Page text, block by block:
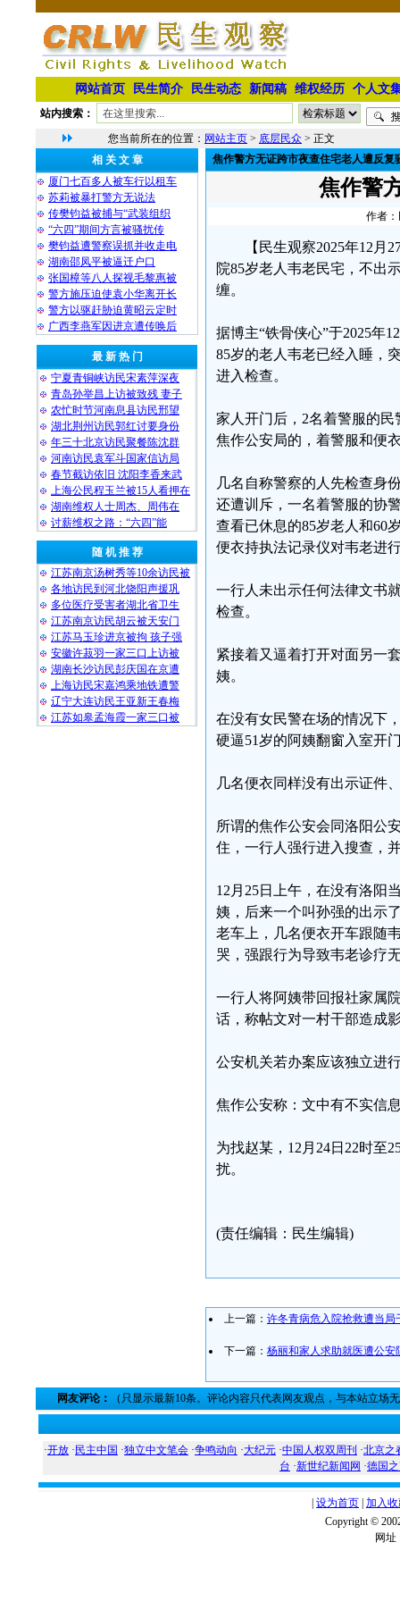
网站首页 民生简介 民生动态 新闻稿 维权经历 个人文
站内搜索：
您当前所在的位置： 网站主页 > 底层民众 > 正文
相 关 文 章
厦门七百多人被车行以租车
苏莉被暴打警方无说法
传樊钧益被捕与“武装组织
“六四”期间方言被骚扰传
樊钧益遭警察误抓并收走电
湖南邵凤平被逼迁户口
张国樟等八人探视毛黎惠被
警方施压迫使袁小华离开长
警方以驱赶胁迫黄昭云定时
广西李燕军因进京遭传唤后
最 新 热 门
宁夏青铜峡访民宋素萍深夜
青岛孙举昌上访被致残 妻子
农忙时节河南息县访民邢望
湖北荆州访民郭红讨要身份
年三十北京访民聚餐陈沈群
河南访民袁军斗国家信访局
春节截访依旧 沈阳李香来武
上海公民程玉兰被15人看押在
湖南维权人士周杰、周伟在
讨薪维权之路：“六四”能
随 机 推 荐
江苏南京汤树秀等10余访民被
各地访民到河北饶阳声援巩
多位医疗受害者湖北省卫生
江苏南京访民胡云被天安门
江苏马玉珍进京被拘 孩子强
安徽许菽羽一家三口上访被
湖南长沙访民彭庆国在京遭
上海访民宋嘉鸿乘地铁遭警
辽宁大连访民王亚新王春梅
江苏如皋孟海霞一家三口被
焦作警方无证跨市夜查住宅老人遭反复
焦作警
作者：
【民生观察2025年12
院85岁老人韦老民宅，不出
缠。
据博主“铁骨侠心”于2025年
85岁的老人韦老已经入睡，
进入检查。
家人开门后，2名着警服的
焦作公安局的，着警服和便
几名自称警察的人先检查身
还遭训斥，一名着警服的协
查看已休息的85岁老人和60
便衣持执法记录仪对韦老进
一行人未出示任何法律文书
检查。
紧接着又逼着打开对面另一
姨。
在没有女民警在场的情况下
硬逼51岁的阿姨翻窗入室开
几名便衣同样没有出示证件
所谓的焦作公安会同洛阳公
住，一行人强行进入搜查，
12月25日上午，在没有洛阳
姨，后来一个叫孙强的出示
老车上，几名便衣开车跟随
哭，强跟行为导致韦老诊疗
一行人将阿姨带回报社家属
话，称帖文对一村干部造成
公安机关若办案应该独立进
焦作公安称：文中有不实信
为找赵某，12月24日22时至
扰。
(责任编辑：民生编辑)
上一篇： 许冬青病危入院抢救遭当局
下一篇： 杨丽和家人求助就医遭公安
网友评论： （只显示最新10条。评论内容只代表网友观点，与本站立场
·开放 · 民主中国 ·独立中文笔会 ·争鸣动向 ·大纪元 ·中国人权双周刊 ·北京之
台 ·新世纪新闻网 ·德国
设为首页 加入
Copyright ©
网址